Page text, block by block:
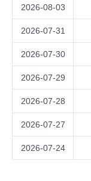
2026-08-03
2026-07-31
2026-07-30
2026-07-29
2026-07-28
2026-07-27
2026-07-24